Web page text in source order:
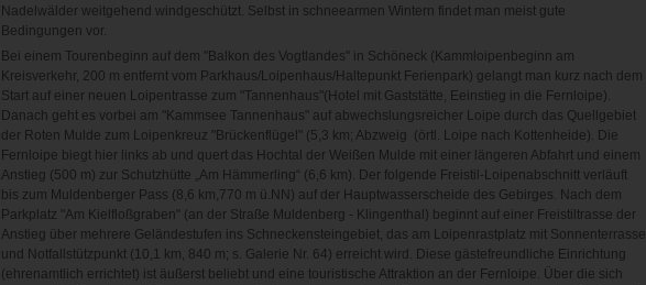
Nadelwälder weitgehend windgeschützt. Selbst in schneearmen Wintern findet man meist gute
Bedingungen vor.
Bei einem Tourenbeginn auf dem "Balkon des Vogtlandes" in Schöneck (Kammloipenbeginn am
Kreisverkehr, 200 m entfernt vom Parkhaus/Loipenhaus/Haltepunkt Ferienpark) gelangt man kurz nach dem
Start auf einer neuen Loipentrasse zum "Tannenhaus"(Hotel mit Gaststätte, Eeinstieg in die Fernloipe).
Danach geht es vorbei am "Kammsee Tannenhaus" auf abwechslungsreicher Loipe durch das Quellgebiet
der Roten Mulde zum Loipenkreuz "Brückenflügel" (5,3 km; Abzweig (örtl. Loipe nach Kottenheide). Die
Fernloipe biegt hier links ab und quert das Hochtal der Weißen Mulde mit einer längeren Abfahrt und einem
Anstieg (500 m) zur Schutzhütte „Am Hämmerling“ (6,6 km). Der folgende Freistil-Loipenabschnitt verläuft
bis zum Muldenberger Pass (8,6 km,770 m ü.NN) auf der Hauptwasserscheide des Gebirges. Nach dem
Parkplatz "Am Kielfloßgraben" (an der Straße Muldenberg - Klingenthal) beginnt auf einer Freistiltrasse der
Anstieg über mehrere Geländestufen ins Schneckensteingebiet, das am Loipenrastplatz mit Sonnenterrasse
und Notfallstützpunkt (10,1 km, 840 m; s. Galerie Nr. 64) erreicht wird. Diese gästefreundliche Einrichtung
(ehrenamtlich errichtet) ist äußerst beliebt und eine touristische Attraktion an der Fernloipe. Über die sich